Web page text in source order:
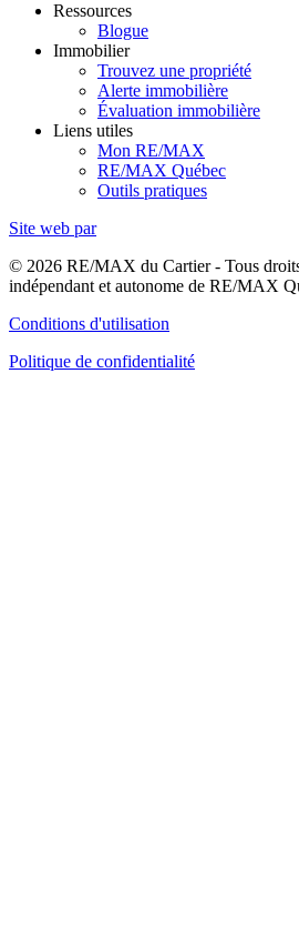
Ressources
Blogue
Immobilier
Trouvez une propriété
Alerte immobilière
Évaluation immobilière
Liens utiles
Mon RE/MAX
RE/MAX Québec
Outils pratiques
Site web par
© 2026 RE/MAX du Cartier - Tous
indépendant et autonome de RE/MAX
Conditions d'utilisation
Politique de confidentialité